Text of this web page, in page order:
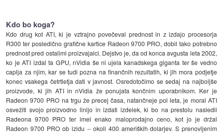
Kdo bo koga?
Kdo drug kot ATI, ki je vztrajno povečeval prednost in z izdajo procesorja
R300 ter posledično grafične kartice Radeon 9700 PRO, dobil tako potrebno
prednost pred ostalimi proizvajalci. Dejstvo je, da od konca avgusta leta 2002,
ko je ATI izdal ta GPU, nVidia še ni ujela kanadskega giganta ter še vedno
caplja za njim, kar se tudi pozna na finančnih rezultatih, ki jih mora podjetje
konec vsakega četrtletja dati v javnost. Osredotočimo se sedaj na najboljše
proizvode, ki jih ATI in nVidia že ponujata končnim uporabnikom. Ker je
Radeon 9700 PRO na trgu že precej časa, natančneje pol leta, je moral ATI
osvežiti svojo proizvodno linijo in izdati izdelek, ki bo na prestolu nasledil
Radeona 9700 PRO ter imel enako maloprodajno ceno, kot jo je držal
Radeon 9700 PRO ob izidu -- okoli 400 ameriških dolarjev. S prenovljenim